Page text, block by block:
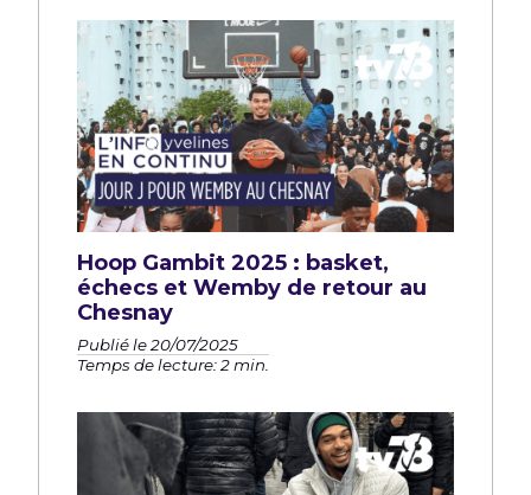
Hoop Gambit 2025 : basket,
échecs et Wemby de retour au
Chesnay
Publié le 20/07/2025
Temps de lecture: 2 min.